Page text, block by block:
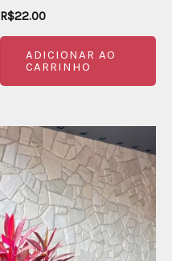
R$22.00
ADICIONAR AO
CARRINHO